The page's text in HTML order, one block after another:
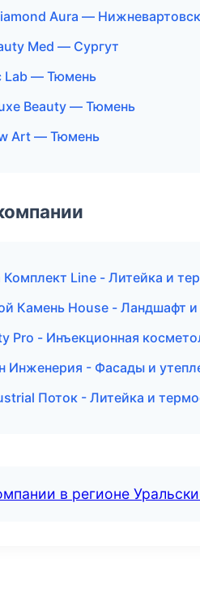
Aura — Нижневартовск
Med — Сургут
Lab — Тюмень
Beauty — Тюмень
Art — Тюмень
Line - Литейка и
Камень House - Ландшафт и
Pro - Инъекционная
Инженерия - Фасады и
Поток - Литейка и
в регионе